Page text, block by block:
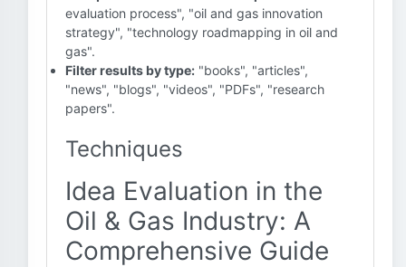
evaluation process", "oil and gas innovation
strategy", "technology roadmapping in oil and
gas".
Filter results by type: "books", "articles",
"news", "blogs", "videos", "PDFs", "research
papers".
Techniques
Idea Evaluation in the
Oil & Gas Industry: A
Comprehensive Guide